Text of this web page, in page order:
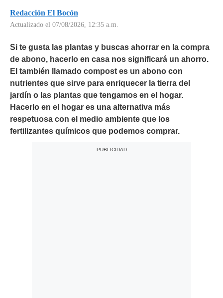
Redacción El Bocón
Actualizado el 07/08/2026, 12:35 a.m.
Si te gusta las plantas y buscas ahorrar en la compra
de abono, hacerlo en casa nos significará un ahorro.
El también llamado compost es un abono con
nutrientes que sirve para enriquecer la tierra del
jardín o las plantas que tengamos en el hogar.
Hacerlo en el hogar es una alternativa más
respetuosa con el medio ambiente que los
fertilizantes químicos que podemos comprar.